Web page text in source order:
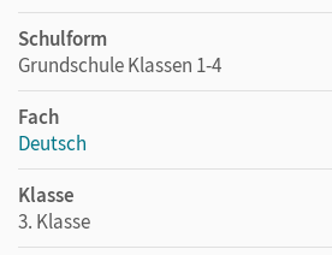
Schulform
Grundschule Klassen 1-4
Fach
Deutsch
Klasse
3. Klasse